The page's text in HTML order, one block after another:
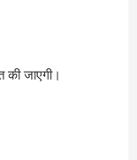
की जाएगी।